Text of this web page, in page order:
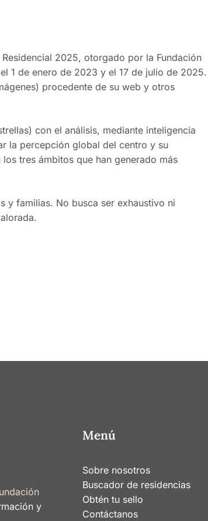
2025, otorgado por la Fundación
1 de enero de 2023 y el 17 de julio de 2025.
procedente de su web y otros
con el análisis, mediante inteligencia
la percepción global del centro y su
tres ámbitos que han generado más
y familias. No busca ser exhaustivo ni
y
Menú
Sobre nosotros
Buscador de residencias
Obtén tu sello
Contáctanos